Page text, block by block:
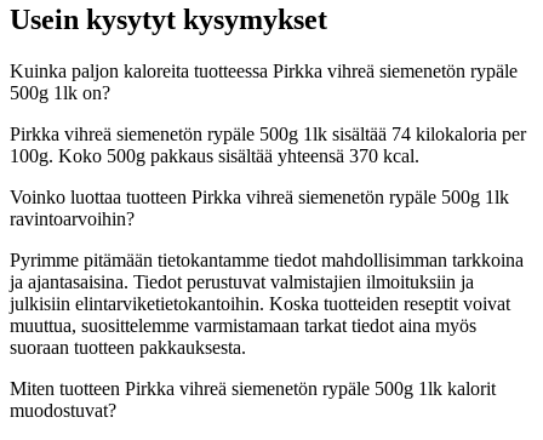
Usein kysytyt kysymykset
Kuinka paljon kaloreita tuotteessa Pirkka vihreä siemenetön rypäle
500g 1lk on?
Pirkka vihreä siemenetön rypäle 500g 1lk sisältää 74 kilokaloria per
100g. Koko 500g pakkaus sisältää yhteensä 370 kcal.
Voinko luottaa tuotteen Pirkka vihreä siemenetön rypäle 500g 1lk
ravintoarvoihin?
Pyrimme pitämään tietokantamme tiedot mahdollisimman tarkkoina
ja ajantasaisina. Tiedot perustuvat valmistajien ilmoituksiin ja
julkisiin elintarviketietokantoihin. Koska tuotteiden reseptit voivat
muuttua, suosittelemme varmistamaan tarkat tiedot aina myös
suoraan tuotteen pakkauksesta.
Miten tuotteen Pirkka vihreä siemenetön rypäle 500g 1lk kalorit
muodostuvat?